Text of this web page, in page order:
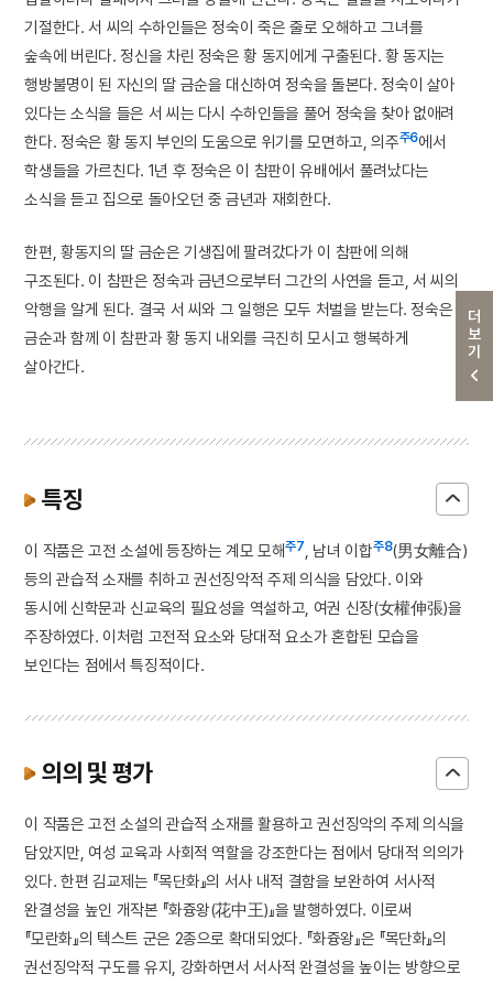
더보기
기절한다. 서 씨의 수하인들은 정숙이 죽은 줄로 오해하고 그녀를
숲속에 버린다. 정신을 차린 정숙은 황 동지에게 구출된다. 황 동지는
행방불명이 된 자신의 딸 금순을 대신하여 정숙을 돌본다. 정숙이 살아
있다는 소식을 들은 서 씨는 다시 수하인들을 풀어 정숙을 찾아 없애려
한다. 정숙은 황 동지 부인의 도움으로 위기를 모면하고, 의주주6에서
학생들을 가르친다. 1년 후 정숙은 이 참판이 유배에서 풀려났다는
소식을 듣고 집으로 돌아오던 중 금년과 재회한다.
한편, 황동지의 딸 금순은 기생집에 팔려갔다가 이 참판에 의해
구조된다. 이 참판은 정숙과 금년으로부터 그간의 사연을 듣고, 서 씨의
악행을 알게 된다. 결국 서 씨와 그 일행은 모두 처벌을 받는다. 정숙은
금순과 함께 이 참판과 황 동지 내외를 극진히 모시고 행복하게
살아간다.
특징
이 작품은 고전 소설에 등장하는 계모 모해주7 , 남녀 이합주8(男女離合)
등의 관습적 소재를 취하고 권선징악적 주제 의식을 담았다. 이와
동시에 신학문과 신교육의 필요성을 역설하고, 여권 신장(女權伸張)을
주장하였다. 이처럼 고전적 요소와 당대적 요소가 혼합된 모습을
보인다는 점에서 특징적이다.
의의 및 평가
이 작품은 고전 소설의 관습적 소재를 활용하고 권선징악의 주제 의식을
담았지만, 여성 교육과 사회적 역할을 강조한다는 점에서 당대적 의의가
있다. 한편 김교제는 『목단화』의 서사 내적 결함을 보완하여 서사적
완결성을 높인 개작본 『화즁왕(花中王)』을 발행하였다. 이로써
『모란화』의 텍스트 군은 2종으로 확대되었다. 『화즁왕』은 『목단화』의
권선징악적 구도를 유지, 강화하면서 서사적 완결성을 높이는 방향으로